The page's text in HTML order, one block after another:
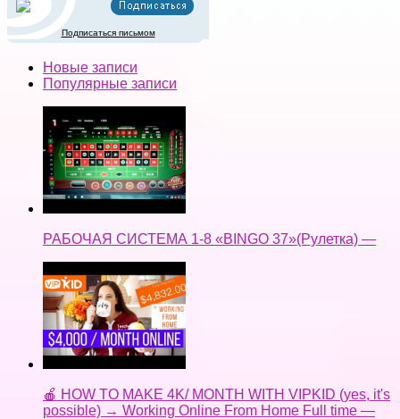
Подписаться письмом
Новые записи
Популярные записи
РАБОЧАЯ СИСТЕМА 1-8 «BINGO 37»(Рулетка) —
🍎 HOW TO MAKE 4K/ MONTH WITH VIPKID (yes, it's
possible) → Working Online From Home Full time —